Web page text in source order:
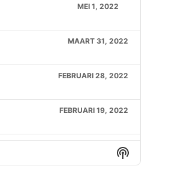
MEI 1, 2022
MAART 31, 2022
FEBRUARI 28, 2022
FEBRUARI 19, 2022
FEBRUARI 1, 2022Show
Podcast